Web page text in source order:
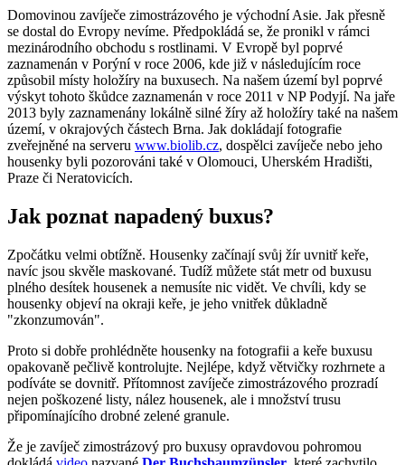
Domovinou zavíječe zimostrázového je východní Asie. Jak přesně
se dostal do Evropy nevíme. Předpokládá se, že pronikl v rámci
mezinárodního obchodu s rostlinami. V Evropě byl poprvé
zaznamenán v Porýní v roce 2006, kde již v následujícím roce
způsobil místy holožíry na buxusech. Na našem území byl poprvé
výskyt tohoto škůdce zaznamenán v roce 2011 v NP Podyjí. Na jaře
2013 byly zaznamenány lokálně silné žíry až holožíry také na našem
území, v okrajových částech Brna. Jak dokládají fotografie
zveřejněné na serveru www.biolib.cz, dospělci zavíječe nebo jeho
housenky byli pozorováni také v Olomouci, Uherském Hradišti,
Praze či Neratovicích.
Jak poznat napadený buxus?
Zpočátku velmi obtížně. Housenky začínají svůj žír uvnitř keře,
navíc jsou skvěle maskované. Tudíž můžete stát metr od buxusu
plného desítek housenek a nemusíte nic vidět. Ve chvíli, kdy se
housenky objeví na okraji keře, je jeho vnitřek důkladně
"zkonzumován".
Proto si dobře prohlédněte housenky na fotografii a keře buxusu
opakovaně pečlivě kontrolujte. Nejlépe, když větvičky rozhrnete a
podíváte se dovnitř. Přítomnost zavíječe zimostrázového prozradí
nejen poškozené listy, nález housenek, ale i množství trusu
připomínajícího drobné zelené granule.
Že je zavíječ zimostrázový pro buxusy opravdovou pohromou